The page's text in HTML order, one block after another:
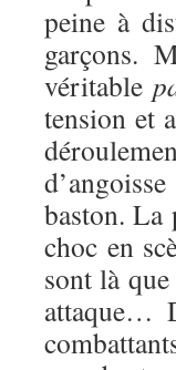
peine à
garçons.
véritable
tension et
baston. La
choc en
sont là
attaque…